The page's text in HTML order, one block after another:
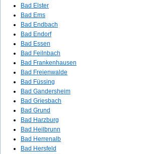
Bad Elster
Bad Ems
Bad Endbach
Bad Endorf
Bad Essen
Bad Feilnbach
Bad Frankenhausen
Bad Freienwalde
Bad Füssing
Bad Gandersheim
Bad Griesbach
Bad Grund
Bad Harzburg
Bad Heilbrunn
Bad Herrenalb
Bad Hersfeld